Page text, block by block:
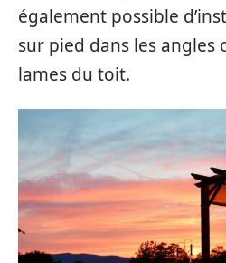
également possible
sur pied dans les angles
lames du toit.